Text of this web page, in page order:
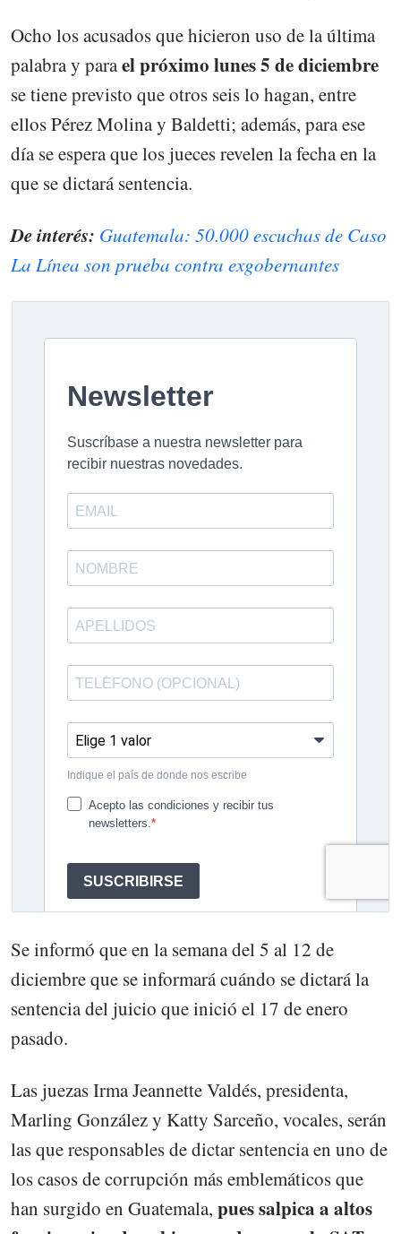
Ocho los acusados que hicieron uso de la última
palabra y parael próximo lunes 5 de diciembre
se tiene previsto que otros seis lo hagan, entre
ellos Pérez Molina y Baldetti; además, para ese
día se espera que los jueces revelen la fecha en la
que se dictará sentencia.
De interés: Guatemala: 50.000 escuchas de Caso
La Línea son prueba contra exgobernantes
Se informó que en la semana del 5 al 12 de
diciembre que se informará cuándo se dictará la
sentencia del juicio que inició el 17 de enero
pasado.
Las juezas Irma Jeannette Valdés, presidenta,
Marling González y Katty Sarceño, vocales, serán
las que responsables de dictar sentencia en uno de
los casos de corrupción más emblemáticos que
han surgido en Guatemala, pues salpica a altos